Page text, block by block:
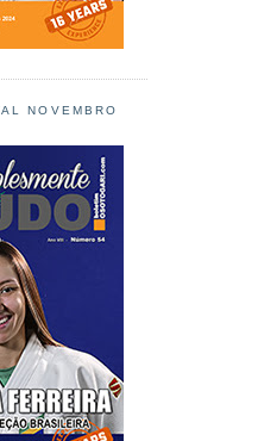
NOVEMBRO